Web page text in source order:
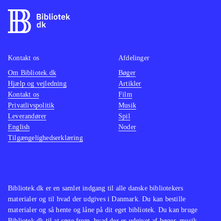
kraftig kænguru-stylte og som
slagvåben, til at forcere terrænet. De
grundigt, for der er mange
hemmeligheder og ædelsten gemt
overalt, samtidig med at der er
forhindringer og udfordrende boss'er
som skal overvindes. Musikken er
nænsomt opdateret og de originale
Disney-stemmer er topklasse
serien. Nærværende spil hører dog
kvalitetsmæssigt til helt i toppen.
Bibliotek.dk er en samlet indgang til alle danske bibliotekers
materialer og til hvad der udgives i Danmark. Du kan bestille
materialer og så hente og låne på dit eget bibliotek. Du kan bruge
Kontakt os
Om Bibliotek.dk
Hjælp og vejledning
Kontakt os
Privatlivspolitik
Leverandører
English
Tilgængelighedserklæring
Afdelinger
Bøger
Artikler
Film
Musik
Spil
Noder